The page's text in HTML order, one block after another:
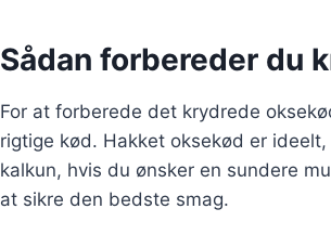
Sådan forbereder du
For at forberede det krydrede
rigtige kød. Hakket oksekød er
kalkun, hvis du ønsker en sundere
at sikre den bedste smag.